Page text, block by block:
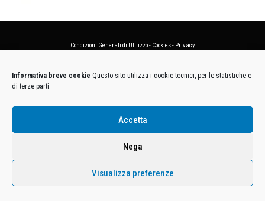
Informativa breve cookie Questo sito utilizza i cookie tecnici, per le statistiche e
di terze parti.
Accetta
Nega
Visualizza preferenze
Condizioni Generali di Utilizzo- Cookies- Privacy
Euro 12.500.000 i.v. - C.F. e Iscr. Reg. Imp. Monza e Brianza 02137480964 - R.E.A. MB-1370021 -
P.IVA. 11005760159 - Direzione e coordinamento art. 2497 C.C. DECATHLON SA, Villeneuve